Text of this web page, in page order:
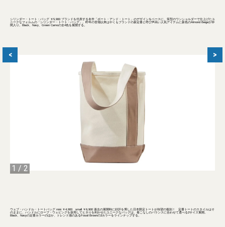
シリンダー・トート・バッグ ￥5,900 ブランドを代表する名作「ボート・アンド・トート」のデザインをベースに、筒型のワンショルダーで仕上げたユ
ニークなフォルムの「シリンダー・トート・バッグ」。昨年の登場以来はやくもブランドの新定番と呼び声高い人気アイテムに新色のAlmond Beigeが仲
間入り。Black、Navy、Green Camoの全4色を展開する。
1 / 2
< >
ウェブ・ハンドル・トートバッグ mini ￥4,900 small ￥6,900 過去の展開時に好評を博した日本限定トートが待望の復刻！ 定番トートのスタイルはそ
のままに、ハンドルにロープ・ウェビングを採用してヒネりを利かせたユニークなバッグは、着こなしのバランスに合わせて選べる2サイズ展開。
Black、Navyの定番カラーのほか、トレンド感のあるFossil Brownの3カラーをラインナップする。